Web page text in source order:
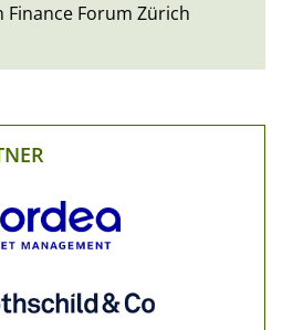
Finance Forum Zürich